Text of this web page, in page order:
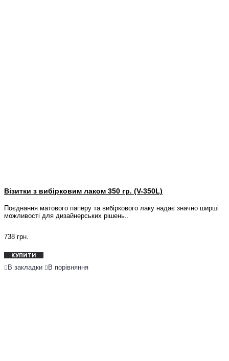
Візитки з вибірковим лаком 350 гр. (V-350L)
Поєднання матового паперу та вибіркового лаку надає значно ширші
можливості для дизайнерських рішень..
738 грн.
КУПИТИ
В закладки В порівняння